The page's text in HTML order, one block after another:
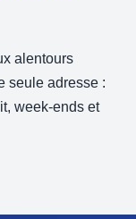
alentours
seule adresse :
week-ends et